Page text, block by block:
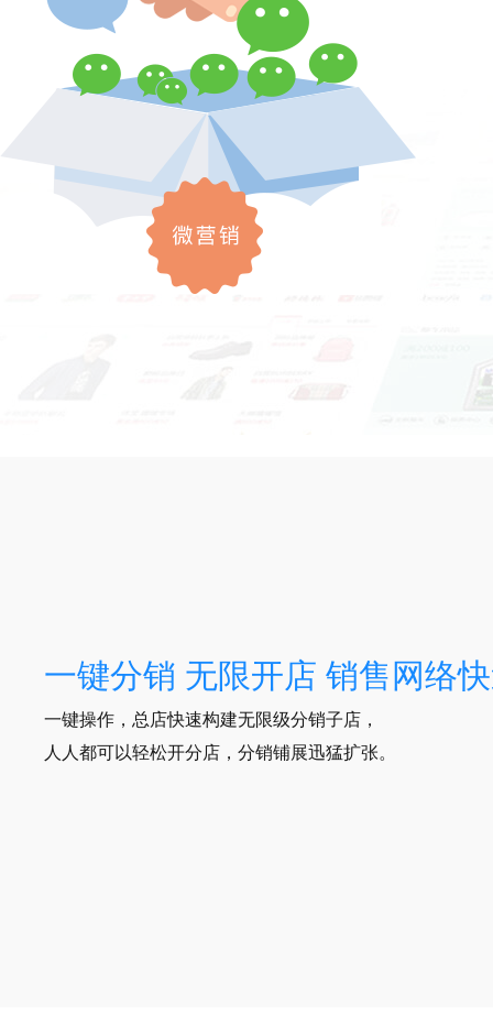
一键分销 无限开店 销售网络
一键操作，总店快速构建无限级分销子店，
人人都可以轻松开分店，分销铺展迅猛扩张。